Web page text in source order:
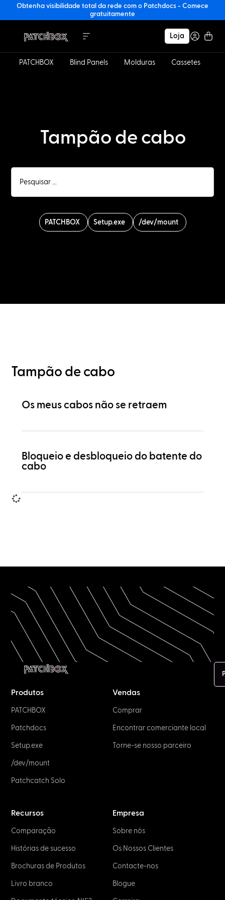
Obtenha visibilidade total da rede com o Patchdocs - Comece
gratuitamente
Loja
PATCHBOX Blind Panels Molduras Cassetes
Tampão de cabo
PATCHBOX Setup.exe /dev/mount
Tampão de cabo
Os meus cabos não se retraem
Bloqueio e desbloqueio do batente do
cabo
Produtos
PATCHBOX
Patchdocs
Setup.exe
/dev/mount
Patchcatch Solo
Vendas
Comprar
Encontrar comerciante local
Torne-se nosso parceiro
Recursos
Comparação
Histórias de sucesso
Brochuras de Produtos
Livro branco
Empresa
Sobre nós
Os Nossos Clientes
Contacte-nos
Blogue